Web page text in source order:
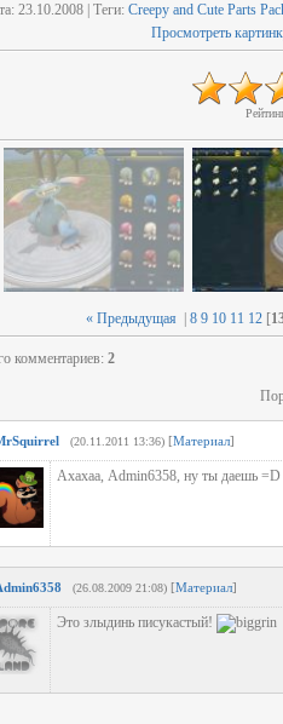
: 23.10.2008 | Теги: Creepy and Cute Parts
Просмотреть
« Предыдущая 8 9 10 11 12 [
комментариев: 2
(20.11.2011 13:36) [Материал]
Ахахаа, Admin6358, ну ты даешь =D
(26.08.2009 21:08) [Материал]
Это злыдинь писукастый!